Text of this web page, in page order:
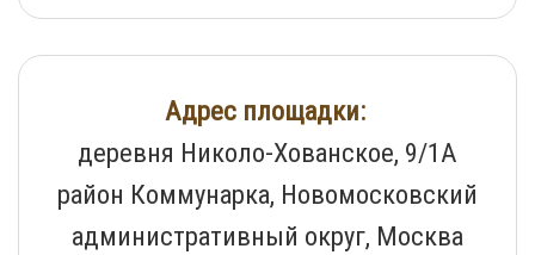
Адрес площадки:
деревня Николо-Хованское, 9/1А
район Коммунарка, Новомосковский
административный округ, Москва